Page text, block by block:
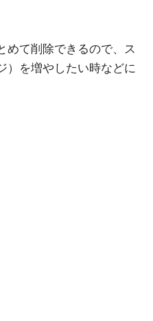
めて削除できるので、ス
）を増やしたい時などに